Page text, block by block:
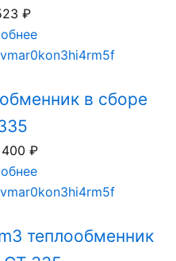
₽
в сборе
₽
теплообменник